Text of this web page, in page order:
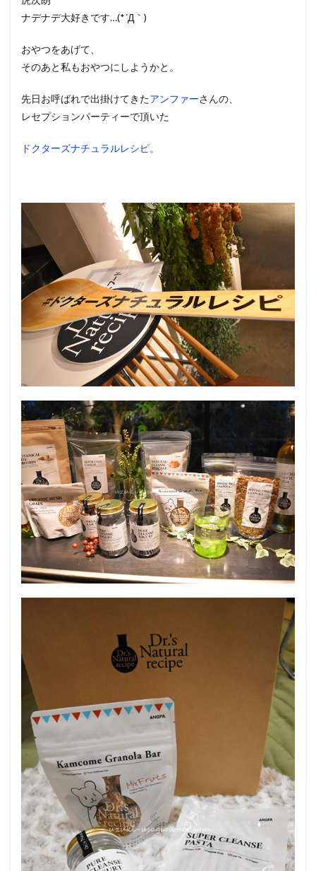
ナデナデ大好きです…(*´Д｀)
おやつをあげて、
そのあと私もおやつにしようかと。
先日お呼ばれで出掛けてきたアンファーさんの、
レセプションパーティーで頂いた
ドクターズナチュラルレシピ。